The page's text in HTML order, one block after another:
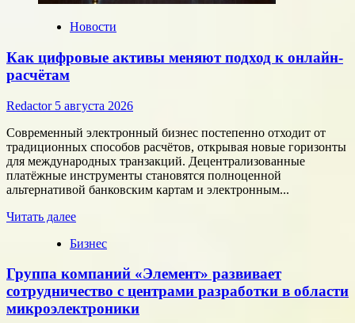
Новости
Как цифровые активы меняют подход к онлайн-
расчётам
Redactor 5 августа 2026
Современный электронный бизнес постепенно отходит от
традиционных способов расчётов, открывая новые горизонты
для международных транзакций. Децентрализованные
платёжные инструменты становятся полноценной
альтернативой банковским картам и электронным...
Читать далееПрочитать
о
цифровые
активы
меняют
подход
Бизнес
Группа компаний «Элемент» развивает
сотрудничество с центрами разработки в области
микроэлектроники